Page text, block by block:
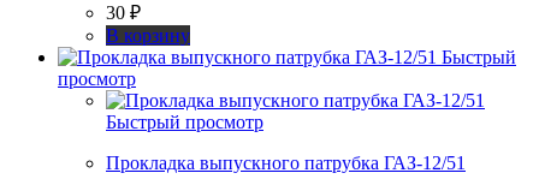
30 ₽
В корзину
Быстрый
просмотр
Быстрый просмотр
Прокладка выпускного патрубка ГАЗ-12/51